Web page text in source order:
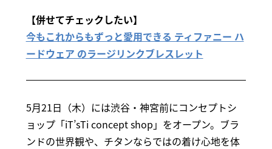
【併せてチェックしたい】
今もこれからもずっと愛用できる ティファニー ハ
ードウェア のラージリンクブレスレット
5月21日（木）には渋谷・神宮前にコンセプトシ
ョップ「iT’sTi concept shop」をオープン。ブラ
ンドの世界観や、チタンならではの着け心地を体